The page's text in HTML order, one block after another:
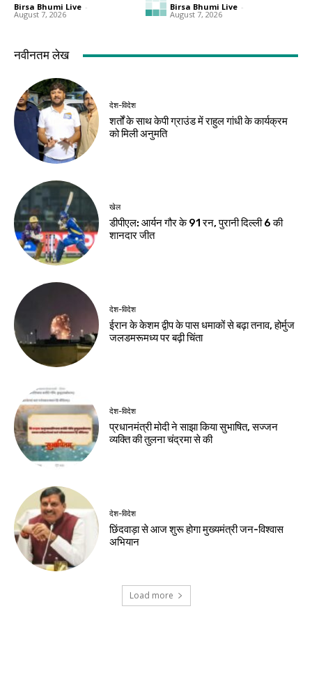
Birsa Bhumi Live -
August 7, 2026
Birsa Bhumi Live -
August 7, 2026
देश-विदेश
बारिश से उत्तराखंड में
जनजीवन प्रभावित,
बद्रीनाथ मार्ग बाधित
Birsa Bhumi Live
August 7, 2026
देश-विदेश
पर्यावरण एवं पर्यटन
समिति में शामिल हुए
विधायक भद्र हेमब्रम
Birsa Bhumi Live
August 7, 2026
नवीनतम लेख
को मिली अनुमति
डीपीएल: आर्यन गौर के 91 रन, पुरानी दिल्ली 6 की